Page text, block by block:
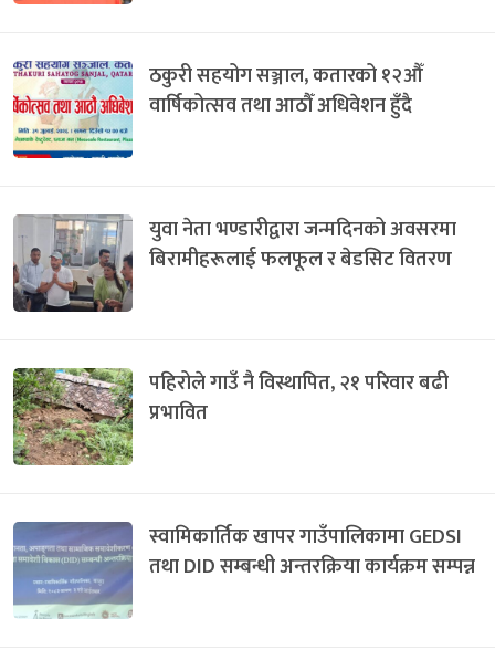
ठकुरी सहयोग सञ्जाल, कतारको १२औँ
वार्षिकोत्सव तथा आठौँ अधिवेशन हुँदै
युवा नेता भण्डारीद्वारा जन्मदिनको अवसरमा
बिरामीहरूलाई फलफूल र बेडसिट वितरण
पहिरोले गाउँ नै विस्थापित, २१ परिवार बढी
प्रभावित
स्वामिकार्तिक खापर गाउँपालिकामा GEDSI
तथा DID सम्बन्धी अन्तरक्रिया कार्यक्रम सम्पन्न